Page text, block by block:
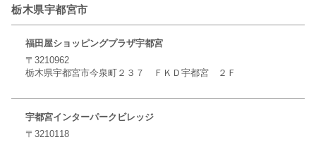
栃木県宇都宮市
福田屋ショッピングプラザ宇都宮
〒3210962
栃木県宇都宮市今泉町２３７ ＦＫＤ宇都宮 ２Ｆ
宇都宮インターパークビレッジ
〒3210118